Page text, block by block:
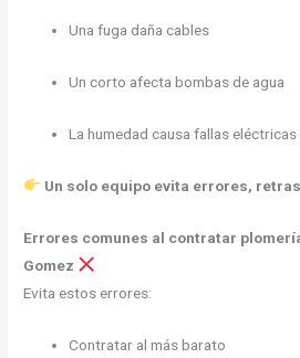
Una fuga daña cables
Un corto afecta bombas de agua
La humedad causa fallas eléctricas
Un solo equipo evita errores,
Errores comunes al contratar
Gomez
Evita estos errores:
Contratar al más barato